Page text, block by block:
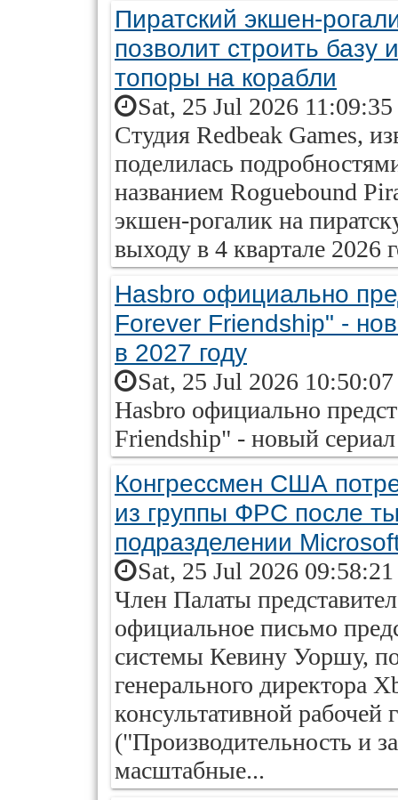
Пиратский экшен-
позволит строить базу
топоры на корабли
Sat, 25 Jul 2026
Студия Redbeak Games,
поделилась
названием Roguebound
экшен-рогалик на
выходу в 4 квартале 2026
Hasbro официально
Forever Friendship" -
в 2027 году
Sat, 25 Jul 2026
Hasbro официально
Friendship" - новый
Конгрессмен США
из группы ФРС после
подразделении
Sat, 25 Jul 2026
Член Палаты
официальное письмо
системы Кевину Уоршу,
генерального
консультативной
("Производительность и
масштабные...